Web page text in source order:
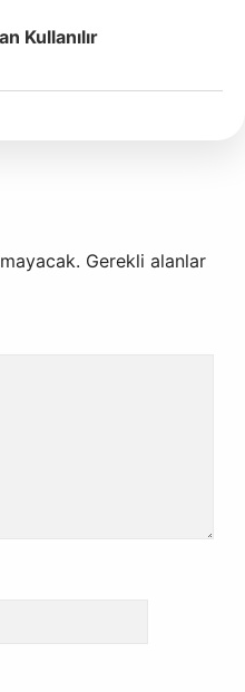
Kullanılır
Gerekli alanlar